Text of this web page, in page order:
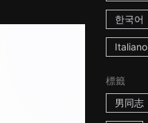
한국어
Italiano
標籤
男同志